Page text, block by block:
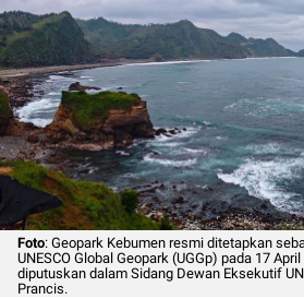
Foto: Geopark Kebumen resmi ditetapkan
UNESCO Global Geopark (UGGp) pada 17
diputuskan dalam Sidang Dewan Eksekutif
Prancis.